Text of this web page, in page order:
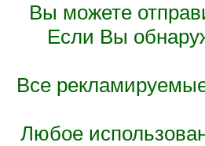
Вы можете
Если Вы
Все
Любое